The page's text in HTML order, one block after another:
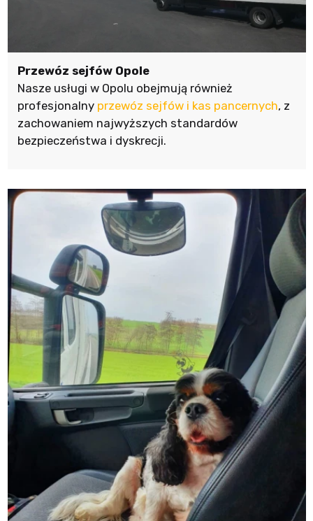
Przewóz sejfów Opole
Nasze usługi w Opolu obejmują również
profesjonalny przewóz sejfów i kas pancernych, z
zachowaniem najwyższych standardów
bezpieczeństwa i dyskrecji.